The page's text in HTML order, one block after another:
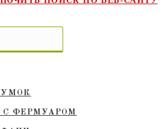
ФЕРМУАРОМ